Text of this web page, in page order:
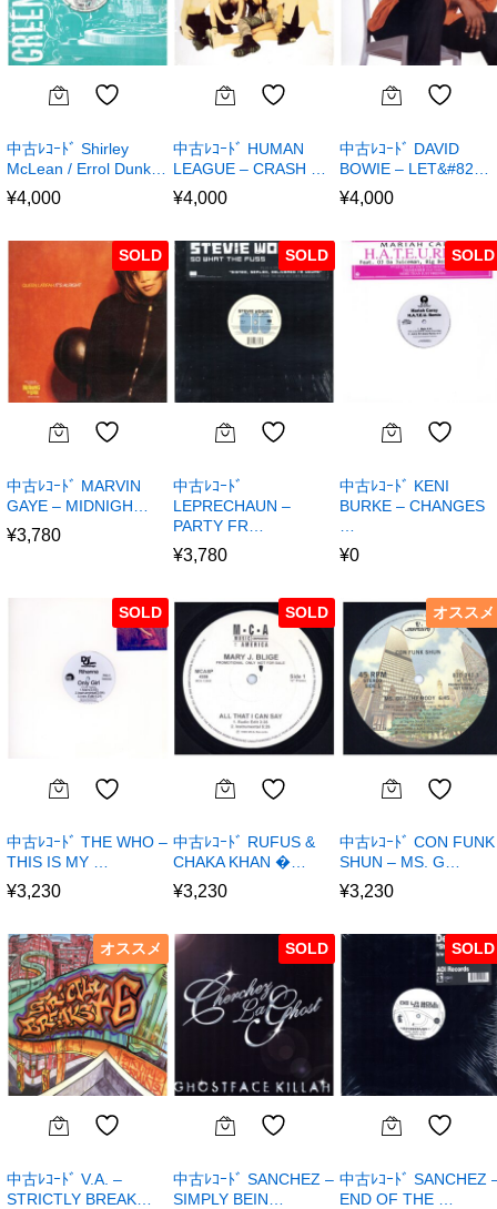
中古ﾚｺｰﾄﾞ Shirley
McLean / Errol Dunk…
¥4,000
中古ﾚｺｰﾄﾞ HUMAN
LEAGUE – CRASH …
¥4,000
中古ﾚｺｰﾄﾞ DAVID
BOWIE – LET&#82…
¥4,000
SOLD
中古ﾚｺｰﾄﾞ MARVIN
GAYE – MIDNIGH…
¥3,780
SOLD
中古ﾚｺｰﾄﾞ
LEPRECHAUN –
PARTY FR…
¥3,780
SOLD
中古ﾚｺｰﾄﾞ KENI
BURKE – CHANGES
¥0
SOLD
中古ﾚｺｰﾄﾞ THE WHO –
THIS IS MY …
¥3,230
SOLD
中古ﾚｺｰﾄﾞ RUFUS &
CHAKA KHAN �…
¥3,230
オススメ
中古ﾚｺｰﾄﾞ CON FUNK
SHUN – MS. G…
¥3,230
オススメ
中古ﾚｺｰﾄﾞ V.A. –
STRICTLY BREAK…
SOLD
中古ﾚｺｰﾄﾞ SANCHEZ –
SIMPLY BEIN…
SOLD
中古ﾚｺｰﾄﾞ SANCHEZ
END OF THE …